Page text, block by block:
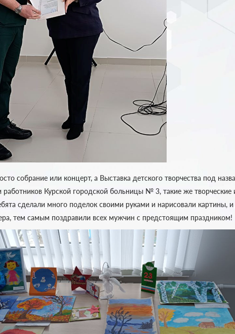
собрание или концерт, а Выставка детского творчества под
работников Курской городской больницы № 3, такие же творческие
сделали много поделок своими руками и нарисовали картины,
тем самым поздравили всех мужчин с предстоящим праздником!